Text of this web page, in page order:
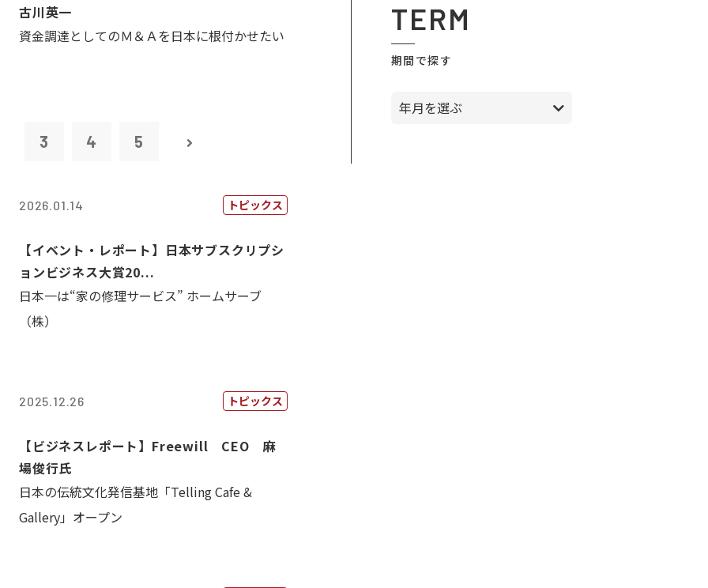
古川英一
資金調達としてのＭ＆Ａを日本に根付かせたい
3 4 5
2026.01.14 トピックス
【イベント・レポート】日本サブスクリプシ
ョンビジネス大賞20...
日本一は“家の修理サービス” ホームサーブ
（株）
2025.12.26 トピックス
【ビジネスレポート】Freewill CEO 麻
場俊行氏
日本の伝統文化発信基地「Telling Cafe &
Gallery」オープン
TERM
期間で探す
年月を選ぶ